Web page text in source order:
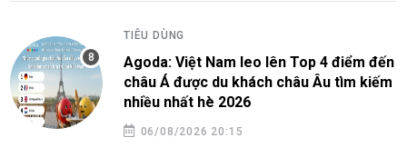
TIÊU DÙNG
Agoda: Việt Nam leo lên Top 4 điểm đến
châu Á được du khách châu Âu tìm kiếm
nhiều nhất hè 2026
06/08/2026 20:15